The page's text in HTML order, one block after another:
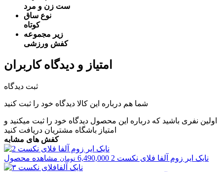
ست زن و مرد
نوع ساق
کوتاه
زیر مجموعه
کفش ورزشی
امتیاز و دیدگاه کاربران
ثبت دیدگاه
شما هم درباره این کالا دیدگاه خود را ثبت کنید
اولین نفری باشید که درباره این محصول دیدگاه خود را ثبت میکنید و
امتیاز باشگاه مشتریان دریافت کنید
کفش های مشابه
نایک ایر زوم آلفا فلای نکست 2 6,490,000 تومان مشاهده محصول